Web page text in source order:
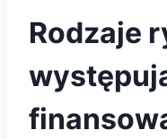
Rodzaje